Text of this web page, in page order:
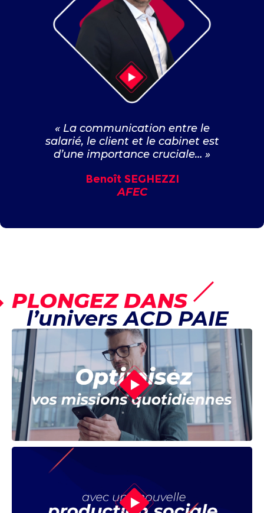
« La communication entre le
salarié, le client et le cabinet est
d’une importance cruciale… »
Benoît SEGHEZZI
AFEC
PLONGEZ DANS
l’univers ACD PAIE